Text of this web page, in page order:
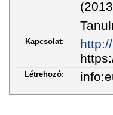
Kapcsolat:
Létrehozó: